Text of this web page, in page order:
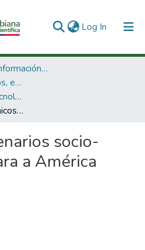
Log In (current)
3. Recursos de Información Científica y Tecnológica
3.2.1. Políticas, estudios, evaluaciones e indicadores de CTeI
Políticas de Ciencia, Tecnología e Innovación
Cenarios socio-económicos para a América Latina.
socio-
a América